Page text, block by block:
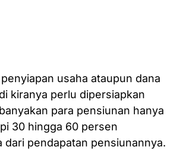
usaha ataupun dana
kiranya perlu dipersiapkan
para pensiunan hanya
30 hingga 60 persen
dari pendapatan pensiunannya.